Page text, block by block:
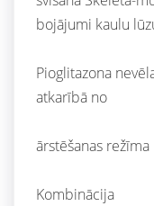
bojājumi kaulu
Pioglitazona
atkarībā no
ārstēšanas režīma
Kombinācija